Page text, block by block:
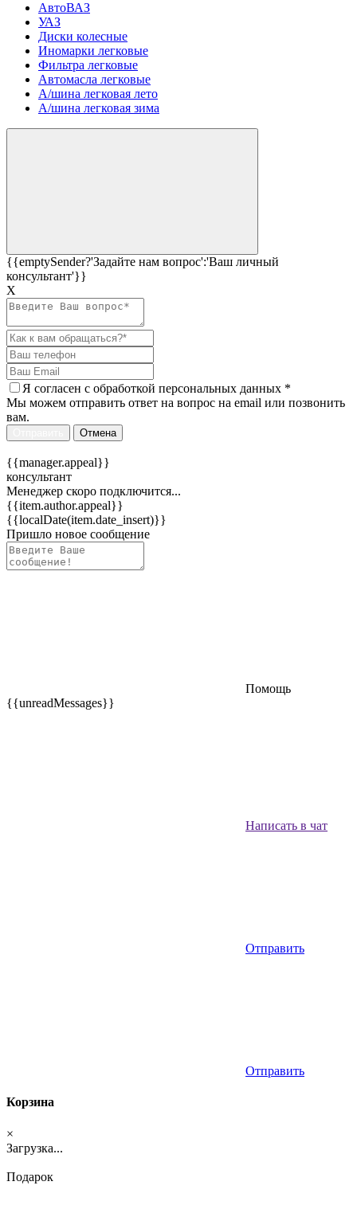
АвтоВАЗ
УАЗ
Диски колесные
Иномарки легковые
Фильтра легковые
Автомасла легковые
А/шина легковая лето
А/шина легковая зима
{{emptySender?'Задайте нам вопрос':'Ваш личный
консультант'}}
Х
Я согласен c обработкой персональных данных *
Мы можем отправить ответ на вопрос на email или позвонить
вам.
Отмена
{{manager.appeal}}
консультант
Менеджер скоро подключится...
{{item.author.appeal}}
{{localDate(item.date_insert)}}
Пришло новое сообщение
Помощь
{{unreadMessages}}
Написать в чат
Отправить
Отправить
Корзина
×
Загрузка...
Подарок